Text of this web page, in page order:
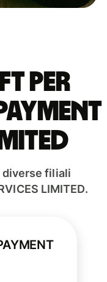
per
diverse filiali
LIMITED.